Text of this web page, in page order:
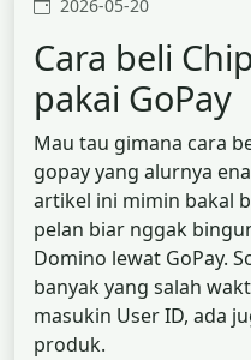
2026-05-20
Cara beli
pakai GoPay
Mau tau gimana cara
gopay yang alurnya
artikel ini mimin bakal
pelan biar nggak
Domino lewat GoPay.
banyak yang salah
masukin User ID, ada
produk.